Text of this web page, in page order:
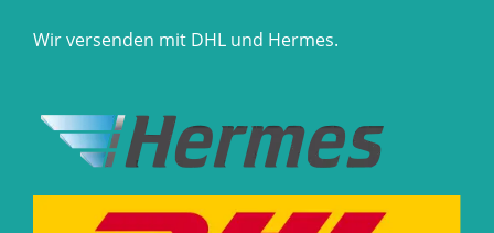
Wir versenden mit DHL und Hermes.